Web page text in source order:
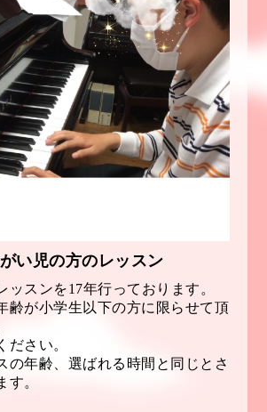
い児の方のレッスン
ッスンを17年行っております。
齢が小学生以下の方に限らせて頂
ださい。
の年齢、選ばれる時間と同じとさ
す。